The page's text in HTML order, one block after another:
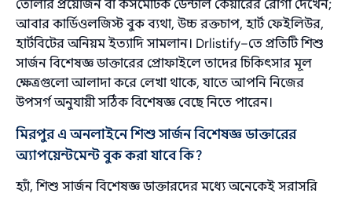
তোলার প্রয়োজন বা কসমেটিক ডেন্টাল কেয়ারের রোগী দেখেন;
আবার কার্ডিওলজিস্ট বুক ব্যথা, উচ্চ রক্তচাপ, হার্ট ফেইলিউর,
হার্টবিটের অনিয়ম ইত্যাদি সামলান। Drlistify–তে প্রতিটি শিশু
সার্জন বিশেষজ্ঞ ডাক্তারের প্রোফাইলে তাদের চিকিৎসার মূল
ক্ষেত্রগুলো আলাদা করে লেখা থাকে, যাতে আপনি নিজের
উপসর্গ অনুযায়ী সঠিক বিশেষজ্ঞ বেছে নিতে পারেন।
মিরপুর এ অনলাইনে শিশু সার্জন বিশেষজ্ঞ ডাক্তারের
অ্যাপয়েন্টমেন্ট বুক করা যাবে কি?
হ্যাঁ, শিশু সার্জন বিশেষজ্ঞ ডাক্তারদের মধ্যে অনেকেই সরাসরি